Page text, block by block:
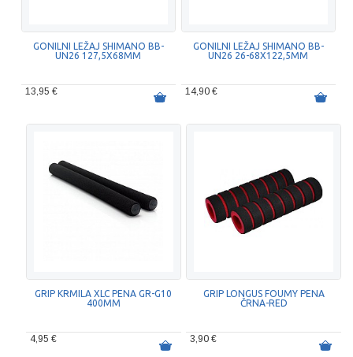
GONILNI LEŽAJ SHIMANO BB-
UN26 127,5X68MM
13,95 €
GONILNI LEŽAJ SHIMANO BB-
UN26 26-68X122,5MM
14,90 €
GRIP KRMILA XLC PENA GR-G10
400MM
4,95 €
GRIP LONGUS FOUMY PENA
ČRNA-RED
3,90 €